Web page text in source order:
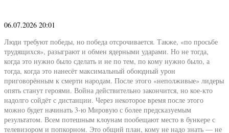
06.07.2026 20:01
Люди требуют победы, но победа отсрочивается. Также, «по просьбе
трудящихся», разыграют и обмен ядерными ударами. Но не тогда,
когда это нужно было сделать и не по тем, по кому нужно было, а
тогда, когда это нанесёт максимальный обоюдный урон
приговорённым к смерти народам. После этого «неполживые» лидеры
опять станут героями. Война действительно закончится, но кое-кто
надолго сойдёт с дистанции. Через некоторое время после этого
можно будет начинать 3-ю Мировую с более предсказуемым
результатом. Всем потешным клоунам пообещают место в бункере с
телевизором и попкорном. Это общий план, кому не надо знать — не